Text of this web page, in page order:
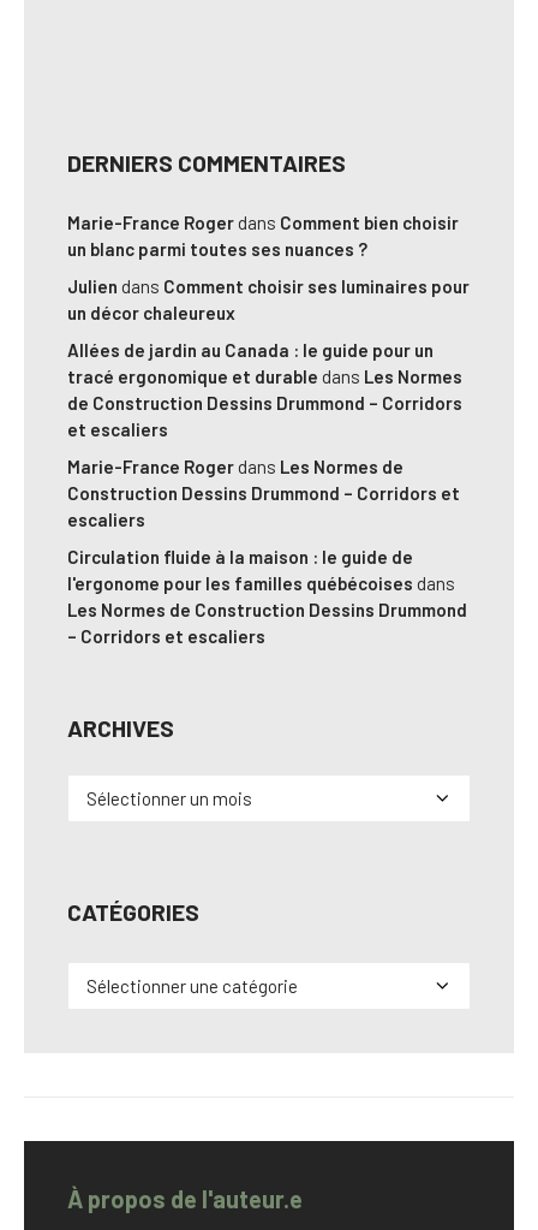
DERNIERS COMMENTAIRES
Marie-France Roger dans Comment bien choisir
un blanc parmi toutes ses nuances ?
Julien dans Comment choisir ses luminaires pour
un décor chaleureux
Allées de jardin au Canada : le guide pour un
tracé ergonomique et durable dans Les Normes
de Construction Dessins Drummond – Corridors
et escaliers
Marie-France Roger dans Les Normes de
Construction Dessins Drummond – Corridors et
escaliers
Circulation fluide à la maison : le guide de
l'ergonome pour les familles québécoises dans
Les Normes de Construction Dessins Drummond
– Corridors et escaliers
ARCHIVES
Archives
CATÉGORIES
Catégories
À propos de l'auteur.e